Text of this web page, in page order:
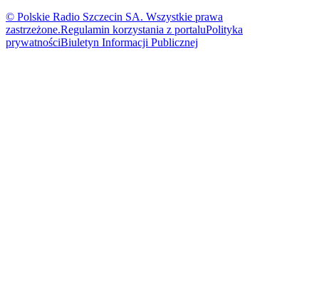
© Polskie Radio Szczecin SA. Wszystkie prawa
zastrzeżone.Regulamin korzystania z portaluPolityka
prywatnościBiuletyn Informacji Publicznej